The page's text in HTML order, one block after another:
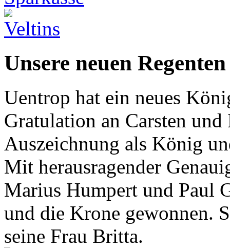
Unsere neuen Regenten
Uentrop hat ein neues
Gratulation an Carsten
Auszeichnung als König
Mit herausragender
Marius Humpert und Paul
und die Krone gewonnen.
seine Frau Britta.